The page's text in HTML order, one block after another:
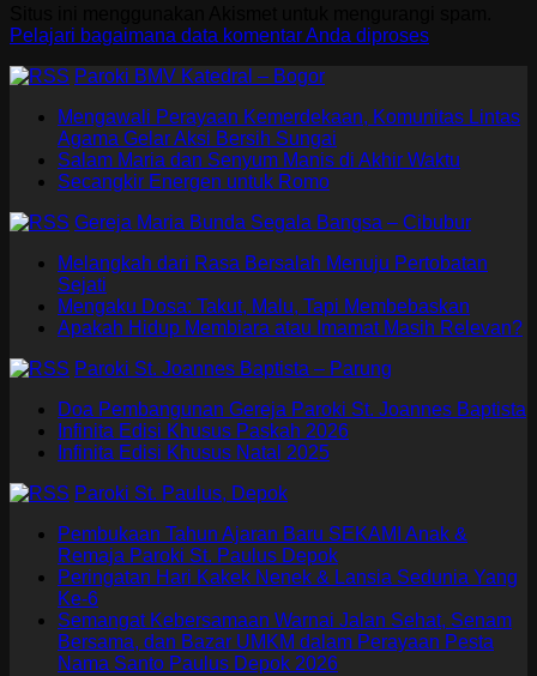
Pelajari bagaimana data komentar Anda diproses
Paroki BMV Katedral – Bogor
Mengawali Perayaan Kemerdekaan, Komunitas Lintas
Agama Gelar Aksi Bersih Sungai
Salam Maria dan Senyum Manis di Akhir Waktu
Secangkir Energen untuk Romo
Gereja Maria Bunda Segala Bangsa – Cibubur
Melangkah dari Rasa Bersalah Menuju Pertobatan
Sejati
Mengaku Dosa: Takut, Malu, Tapi Membebaskan
Apakah Hidup Membiara atau Imamat Masih Relevan?
Paroki St. Joannes Baptista – Parung
Doa Pembangunan Gereja Paroki St. Joannes Baptista
Infinita Edisi Khusus Paskah 2026
Infinita Edisi Khusus Natal 2025
Paroki St. Paulus, Depok
Pembukaan Tahun Ajaran Baru SEKAMI Anak &
Remaja Paroki St. Paulus Depok
Peringatan Hari Kakek Nenek & Lansia Sedunia Yang
Ke-6
Semangat Kebersamaan Warnai Jalan Sehat, Senam
Bersama, dan Bazar UMKM dalam Perayaan Pesta
Nama Santo Paulus Depok 2026